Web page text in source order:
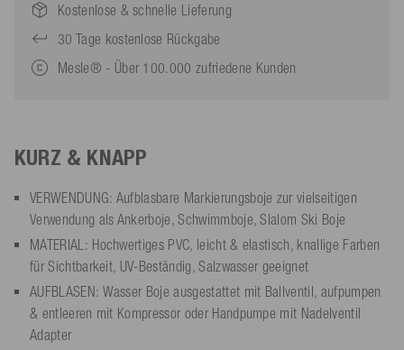
Kostenlose & schnelle Lieferung
30 Tage kostenlose Rückgabe
Mesle® - Über 100.000 zufriedene Kunden
KURZ & KNAPP
VERWENDUNG: Aufblasbare Markierungsboje zur vielseitigen
Verwendung als Ankerboje, Schwimmboje, Slalom Ski Boje
MATERIAL: Hochwertiges PVC, leicht & elastisch, knallige Farben
für Sichtbarkeit, UV-Beständig, Salzwasser geeignet
AUFBLASEN: Wasser Boje ausgestattet mit Ballventil, aufpumpen
& entleeren mit Kompressor oder Handpumpe mit Nadelventil
Adapter